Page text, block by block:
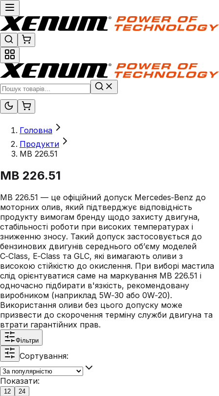
Головна
Продукти
MB 226.51
MB 226.51
MB 226.51 — це офіційний допуск Mercedes‑Benz до
моторних олив, який підтверджує відповідність
продукту вимогам бренду щодо захисту двигуна,
стабільності роботи при високих температурах і
зниженню зносу. Такий допуск застосовується до
бензинових двигунів середнього об’єму моделей
C‑Class, E‑Class та GLC, які вимагають оливи з
високою стійкістю до окислення. При виборі мастила
слід орієнтуватися саме на маркування MB 226.51 і
одночасно підбирати в'язкість, рекомендовану
виробником (наприклад 5W‑30 або 0W‑20).
Використання оливи без цього допуску може
призвести до скорочення терміну служби двигуна та
втрати гарантійних прав.
Фільтри
Сортування:
Показати:
12 24